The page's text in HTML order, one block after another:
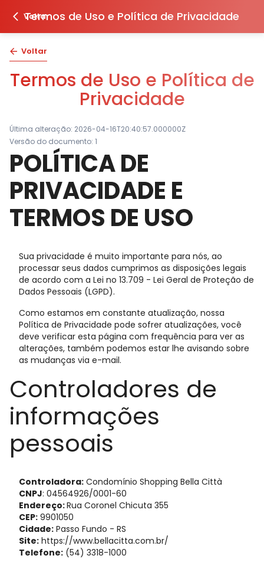
Voltar
Termos de Uso e Política de Privacidade
Voltar
Termos de Uso e Política de
Privacidade
Última alteração: 2026-04-16T20:40:57.000000Z
Versão do documento: 1
POLÍTICA DE
PRIVACIDADE E
TERMOS DE USO
Sua privacidade é muito importante para nós, ao
processar seus dados cumprimos as disposições legais
de acordo com a Lei no 13.709 - Lei Geral de Proteção de
Dados Pessoais (LGPD).
Como estamos em constante atualização, nossa
Política de Privacidade pode sofrer atualizações, você
deve verificar esta página com frequência para ver as
alterações, também podemos estar lhe avisando sobre
as mudanças via e-mail.
Controladores de
informações
pessoais
Controladora: Condomínio Shopping Bella Città
CNPJ: 04564926/0001-60
Endereço:Rua Coronel Chicuta 355
CEP: 9901050
Cidade: Passo Fundo - RS
Site: https://www.bellacitta.com.br/
Telefone: (54) 3318-1000